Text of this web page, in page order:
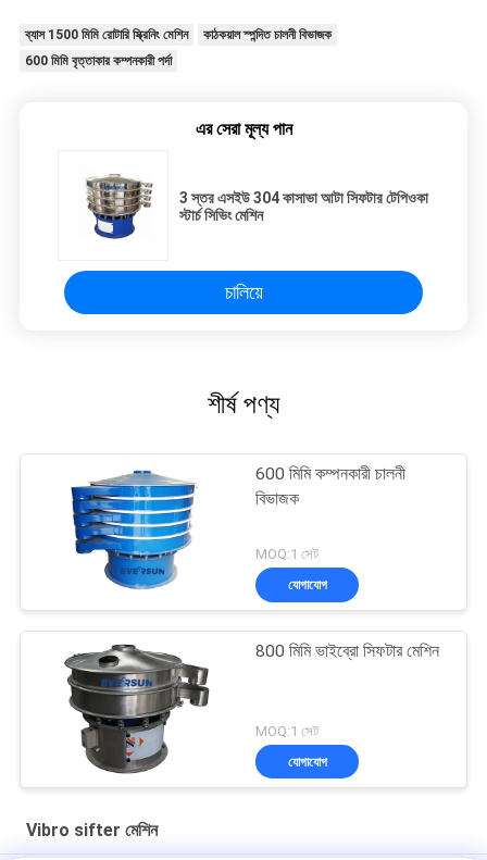
ব্যাস 1500 মিমি রোটারি স্ক্রিনিং মেশিন
কাঠকয়াল স্পন্দিত চালনী বিভাজক
600 মিমি বৃত্তাকার কম্পনকারী পর্দা
এর সেরা মূল্য পান
3 স্তর এসইউ 304 কাসাভা আটা সিফটার টেপিওকা
স্টার্চ সিভিং মেশিন
চালিয়ে
শীর্ষ পণ্য
600 মিমি কম্পনকারী চালনী
বিভাজক
MOQ:1 সেট
যোগাযোগ
800 মিমি ভাইব্রো সিফটার মেশিন
MOQ:1 সেট
যোগাযোগ
Vibro sifter মেশিন